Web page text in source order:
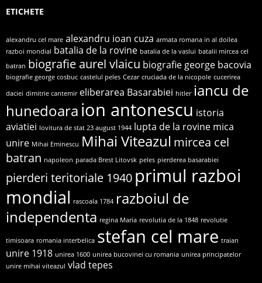
ETICHETE
alexandru cel mare alexandru ioan cuza armata romana in al doilea
razboi mondial batalia de la rovine batalia de la vaslui batalii mircea cel
batran biografie aurel vlaicu biografie george bacovia
biografie george cosbuc castelul peles Cezar cruciada de la nicopole cucerirea
daciei dimitrie cantemir eliberarea Basarabiei hitler iancu de
hunedoara ion antonescu istoria
aviatiei lovitura de stat 23 august 1944 lupta de la rovine mica
unire Mihai Eminescu Mihai Viteazul mircea cel
batran napoleon parada Brest Litovsk peles pierderea basarabiei
pierderi teritoriale 1940 primul razboi
mondial rascoala 1784 razboiul de
independenta regina Maria revolutia de la 1848 revolutie
timisoara romania interbelica stefan cel mare traian
unire 1918 unirea 1600 unirea bucovinei cu romania unirea principatelor
unire mihai viteazul vlad tepes